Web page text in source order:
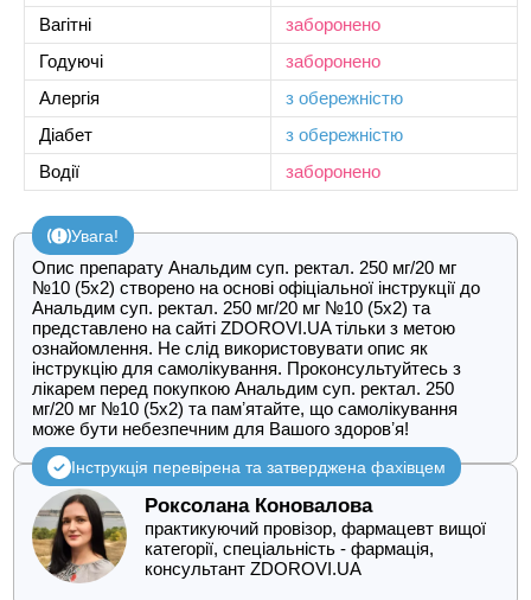
Вагітні
заборонено
Годуючі
заборонено
Алергія
з обережністю
Діабет
з обережністю
Водії
заборонено
Увага!
Опис препарату Анальдим суп. ректал. 250 мг/20 мг
№10 (5х2) створено на основі офіціальної інструкції до
Анальдим суп. ректал. 250 мг/20 мг №10 (5х2) та
представлено на сайті ZDOROVI.UA тільки з метою
ознайомлення. Не слід використовувати опис як
інструкцію для самолікування. Проконсультуйтесь з
лікарем перед покупкою Анальдим суп. ректал. 250
мг/20 мг №10 (5х2) та памʼятайте, що самолікування
може бути небезпечним для Вашого здоровʼя!
Інструкція перевірена та затверджена фахівцем
Роксолана Коновалова
практикуючий провізор, фармацевт вищої
категорії, спеціальність - фармація,
консультант ZDOROVI.UA